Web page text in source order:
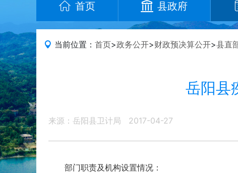
首页 县政府
当前位置： 首页>政务公开>财政预决算公开>县直
岳阳县
来源：岳阳县卫计局 2017-04-27
部门职责及机构设置情况：